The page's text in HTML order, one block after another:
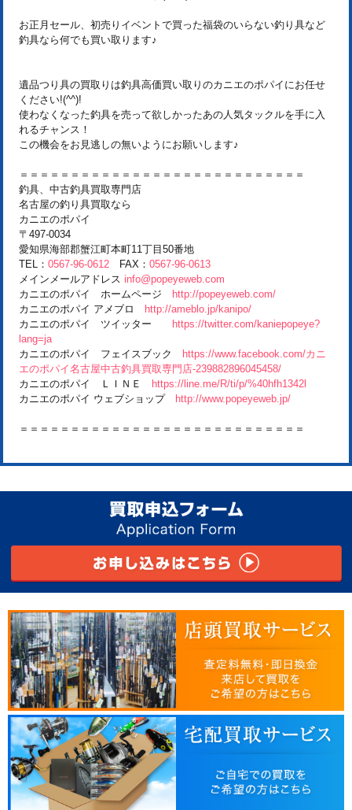
お正月セール、初売りイベントで買った福袋のいらない釣り具など
釣具なら何でも買い取ります♪
遺品つり具の買取りは釣具高価買い取りのカニエのポパイにお任せ
ください!(^^)!
使わなくなった釣具を売って欲しかったあの人気タックルを手に入
れるチャンス！
この機会をお見逃しの無いようにお願いします♪
＝＝＝＝＝＝＝＝＝＝＝＝＝＝＝＝＝＝＝＝＝＝＝＝＝＝＝＝
釣具、中古釣具買取専門店
名古屋の釣り具買取なら
カニエのポパイ
〒497-0034
愛知県海部郡蟹江町本町11丁目50番地
TEL： 0567-96-0612 FAX： 0567-96-0613
メインメールアドレス info@popeyeweb.com
カニエのポパイ ホームページ http://popeyeweb.com/
カニエのポパイ アメブロ http://ameblo.jp/kanipo/
カニエのポパイ ツイッター https://twitter.com/kaniepopeye?
lang=ja
カニエのポパイ フェイスブック https://www.facebook.com/カニ
エのポパイ名古屋中古釣具買取専門店-239882896045458/
カニエのポパイ ＬＩＮＥ https://line.me/R/ti/p/%40hfh1342l
カニエのポパイ ウェブショップ http://www.popeyeweb.jp/
＝＝＝＝＝＝＝＝＝＝＝＝＝＝＝＝＝＝＝＝＝＝＝＝＝＝＝＝